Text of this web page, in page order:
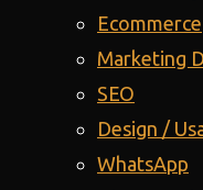
Ecommerce
Marketing
SEO
Design /
WhatsApp